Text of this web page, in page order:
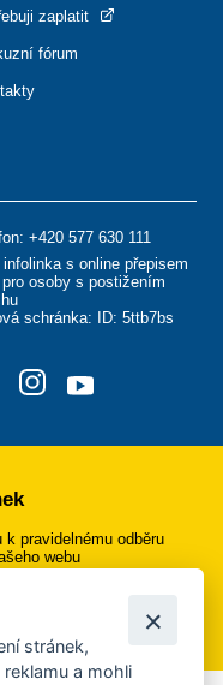
+420 577 630 111
infolinka s online přepisem
osoby s postižením
schránka: ID: 5ttb7bs
zaplatit
fórum
pravidelnému odběru
webu
stránek,
a mohli